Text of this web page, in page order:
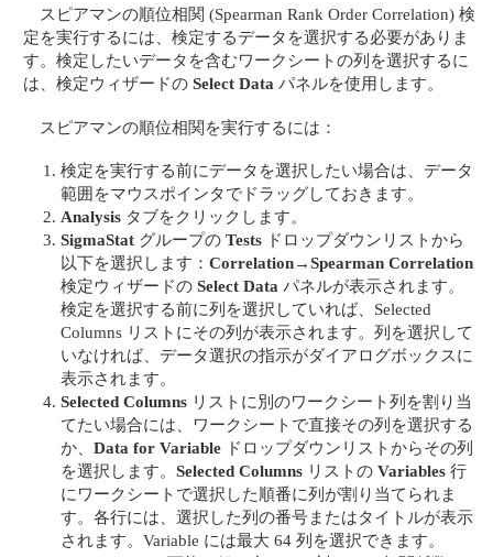
スピアマンの順位相関 (Spearman Rank Order Correlation) 検
定を実行するには、検定するデータを選択する必要がありま
す。検定したいデータを含むワークシートの列を選択するに
は、検定ウィザードのSelect Data パネルを使用します。
スピアマンの順位相関を実行するには：
検定を実行する前にデータを選択したい場合は、データ
範囲をマウスポインタでドラッグしておきます。
Analysis タブをクリックします。
SigmaStat グループの Tests ドロップダウンリストから
以下を選択します： Correlation→Spearman Correlation
検定ウィザードの Select Data パネルが表示されます。
検定を選択する前に列を選択していれば、Selected
Columns リストにその列が表示されます。列を選択して
いなければ、データ選択の指示がダイアログボックスに
表示されます。
Selected Columns リストに別のワークシート列を割り当
てたい場合には、ワークシートで直接その列を選択する
か、 Data for Variable ドロップダウンリストからその列
を選択します。 Selected Columns リストの Variables 行
にワークシートで選択した順番に列が割り当てられま
す。各行には、選択した列の番号またはタイトルが表示
されます。Variable には最大 64 列を選択できます。